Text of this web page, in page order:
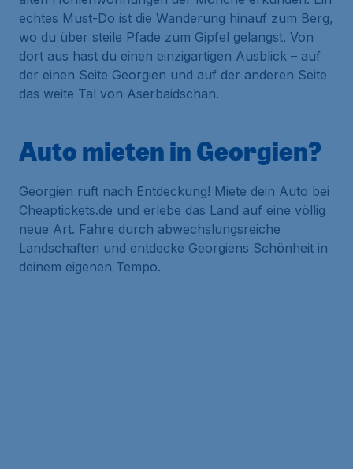
echtes Must-Do ist die Wanderung hinauf zum Berg,
wo du über steile Pfade zum Gipfel gelangst. Von
dort aus hast du einen einzigartigen Ausblick – auf
der einen Seite Georgien und auf der anderen Seite
das weite Tal von Aserbaidschan.
Auto mieten in Georgien?
Georgien ruft nach Entdeckung! Miete dein Auto bei
Cheaptickets.de und erlebe das Land auf eine völlig
neue Art. Fahre durch abwechslungsreiche
Landschaften und entdecke Georgiens Schönheit in
deinem eigenen Tempo.